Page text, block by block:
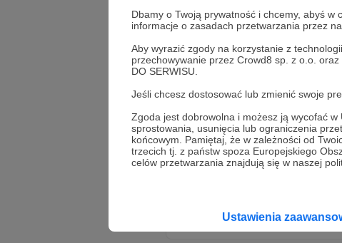
Dbamy o Twoją prywatność i chcemy, abyś w
informacje o zasadach przetwarzania przez
Aby wyrazić zgody na korzystanie z
przechowywanie przez Crowd8 sp. z o.o.
DO SERWISU.
Jeśli chcesz dostosować lub zmienić swoje
Zgoda jest dobrowolna i możesz ją wycofać w
sprostowania, usunięcia lub ograniczenia
końcowym. Pamiętaj, że w zależności od
trzecich tj. z państw spoza Europejskiego
celów przetwarzania znajdują się w naszej
Ustawienia